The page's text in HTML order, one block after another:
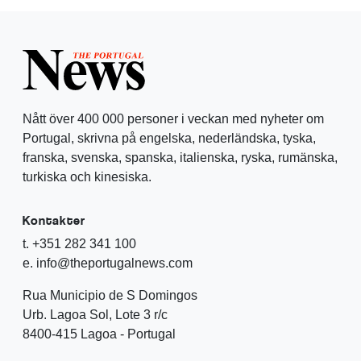
Nått över 400 000 personer i veckan med nyheter om
Portugal, skrivna på engelska, nederländska, tyska,
franska, svenska, spanska, italienska, ryska, rumänska,
turkiska och kinesiska.
Kontakter
t. +351 282 341 100
e. info@theportugalnews.com
Rua Municipio de S Domingos
Urb. Lagoa Sol, Lote 3 r/c
8400-415 Lagoa - Portugal